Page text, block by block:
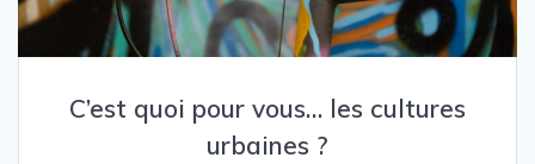
C’est quoi pour vous… les cultures
urbaines ?